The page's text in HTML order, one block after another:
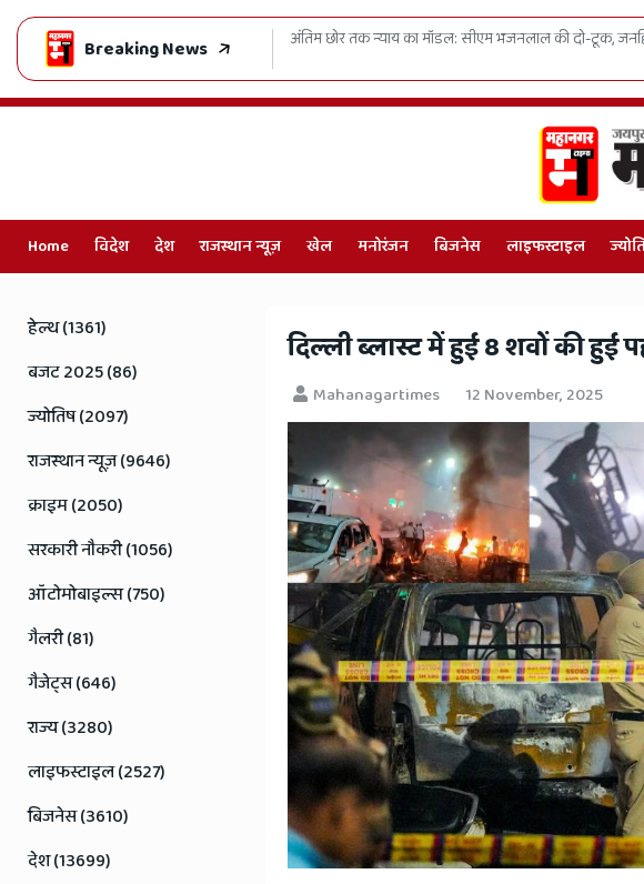
Breaking News
दो-टूक, जनहित में ढिलाई नहीं - लोक अभियोजकों की बढ़ाई फीस SMS अस्पताल में बड़ा प्रशासनिक
Home विदेश देश राजस्थान न्यूज़ खेल मनोरंजन बिजनेस लाइफस्टाइल
Hindi
News,
Hindi
Samachar,
Jaipur
Rajasthan
News
दिल्ली ब्लास्ट में हुई 8 शवों की
Mahanagartimes 12 November, 2025
हेल्थ (1361)
बजट 2025 (86)
ज्योतिष (2097)
राजस्थान न्यूज़ (9646)
क्राइम (2050)
सरकारी नौकरी (1056)
ऑटोमोबाइल्स (750)
गैलरी (81)
गैजेट्स (646)
राज्य (3280)
लाइफस्टाइल (2527)
बिजनेस (3610)
देश (13699)